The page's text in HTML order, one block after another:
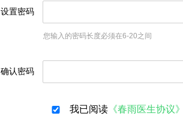
设置密码
您输入的密码长度必须在6-20之间
确认密码
我已阅读 《春雨医生协议